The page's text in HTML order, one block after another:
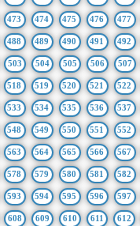
473 474 475 476 477
488 489 490 491 492
503 504 505 506 507
518 519 520 521 522
533 534 535 536 537
548 549 550 551 552
563 564 565 566 567
578 579 580 581 582
593 594 595 596 597
608 609 610 611 612